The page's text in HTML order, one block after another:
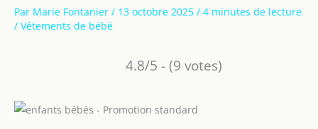
Par Marie Fontanier / 13 octobre 2025 / 4 minutes de lecture
/ Vêtements de bébé
4.8/5 - (9 votes)